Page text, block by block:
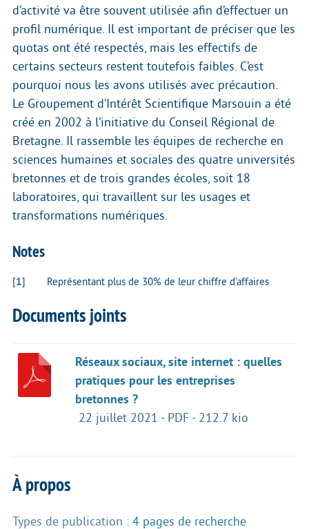
d’activité va être souvent utilisée afin d’effectuer un
profil numérique. Il est important de préciser que les
quotas ont été respectés, mais les effectifs de
certains secteurs restent toutefois faibles. C’est
pourquoi nous les avons utilisés avec précaution.
Le Groupement d’Intérêt Scientifique Marsouin a été
créé en 2002 à l’initiative du Conseil Régional de
Bretagne. Il rassemble les équipes de recherche en
sciences humaines et sociales des quatre universités
bretonnes et de trois grandes écoles, soit 18
laboratoires, qui travaillent sur les usages et
transformations numériques.
Notes
[1] Représentant plus de 30% de leur chiffre d’affaires
Documents joints
Réseaux sociaux, site internet : quelles
pratiques pour les entreprises
bretonnes ?
22 juillet 2021 - PDF - 212.7 kio
À propos
Types de publication : 4 pages de recherche